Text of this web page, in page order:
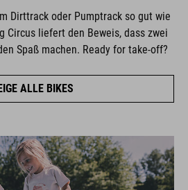
Dirttrack oder Pumptrack so gut wie
Circus liefert den Beweis, dass zwei
Spaß machen. Ready for take-off?
ALLE BIKES